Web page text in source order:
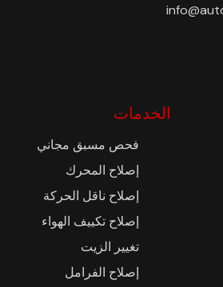
الخدمات
فحص مسبق مجاني
إصلاح المحرك
إصلاح ناقل الحركة
إصلاح تكييف الهواء
تغيير الزيت
إصلاح الفرامل